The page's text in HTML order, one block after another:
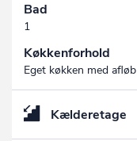
Bad
1
Køkkenforhold
Eget køkken med afløb
Kælderetage